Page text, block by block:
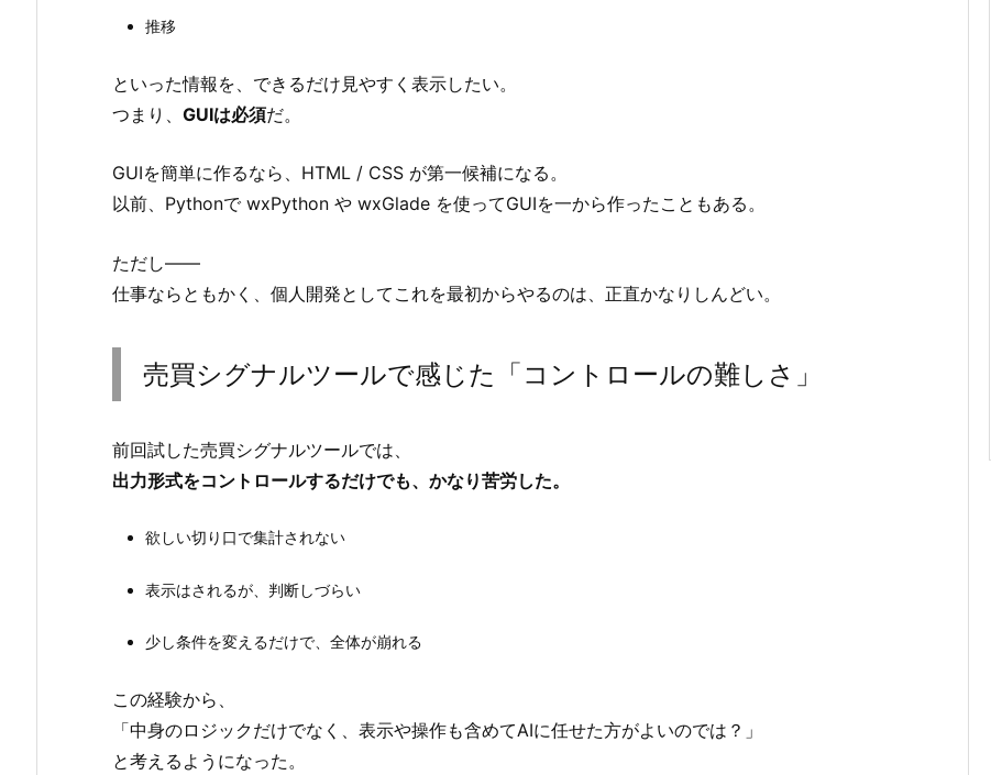
推移
といった情報を、できるだけ見やすく表示したい。
つまり、 GUIは必須だ。
GUIを簡単に作るなら、HTML / CSS が第一候補になる。
以前、Pythonで wxPython や wxGlade を使ってGUIを一から作ったこともある。
ただし――
仕事ならともかく、個人開発としてこれを最初からやるのは、正直かなりしんどい。
売買シグナルツールで感じた「コントロールの難しさ」
前回試した売買シグナルツールでは、
出力形式をコントロールするだけでも、かなり苦労した。
欲しい切り口で集計されない
表示はされるが、判断しづらい
少し条件を変えるだけで、全体が崩れる
この経験から、
「中身のロジックだけでなく、表示や操作も含めてAIに任せた方がよいのでは？」
と考えるようになった。